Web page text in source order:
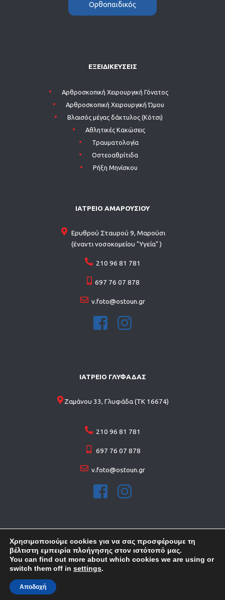
Ορθοπαιδικός
ΕΞΕΙΔΙΚΕΥΣΕΙΣ
Aρθροσκοπική Χειρουργική Γόνατος
Aρθροσκοπική Χειρουργική Ώμου
Βλαισός μέγας δάκτυλος (Κότσι)
Αθλητικές Κακώσεις
Τραυματολογία
Οστεοαθρίτιδα
Ρήξη Μηνίσκου
ΙΑΤΡΕΙΟ ΑΜΑΡΟΥΣΙΟΥ
Ερυθρού Σταυρού 9, Μαρούσι
(έναντι νοσοκομείου "Υγεία" )
210 96 81 781
697 76 07 878
v.foto@ostoun.gr
ΙΑΤΡΕΙΟ ΓΛΥΦΑΔΑΣ
Ζαμάνου 33, Γλυφάδα (ΤΚ 16674)
210 96 81 781
697 76 07 878
v.foto@ostoun.gr
© 2026 Copyright . All rights reserved
ΚΑΤΑΣΚΕΥΗ ΙΣΤΟΣΕΛΙΔΩN
ΚΑΛΕΣΤΕ ΜΑΣ
Χρησιμοποιούμε cookies για να σας προσφέρουμε τη
βέλτιστη εμπειρία πλοήγησης στον ιστότοπό μας.
You can find out more about which cookies we are using or
switch them off in settings.
Αποδοχή